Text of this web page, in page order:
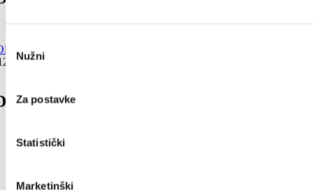
pristanka
Nužni
Za postavke
Statistički
Marketinški
août 2022
OF MILJENKO AND DOBRILA 2022